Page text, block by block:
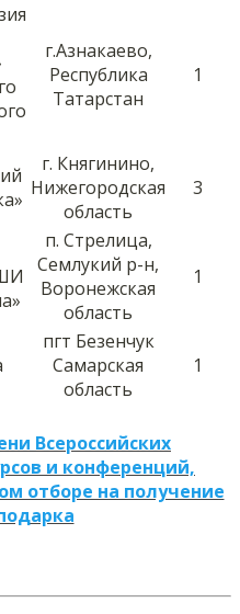
г.Азнакаево,
Республика
Татарстан
1
г. Княгинино,
Нижегородская
область
3
п. Стрелица,
Семлукий р-н,
Воронежская
область
1
пгт Безенчук
Самарская
область
1
Всероссийских
и конференций,
отборе на получение